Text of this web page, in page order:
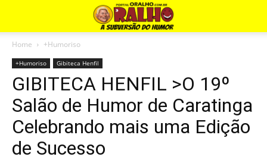
Home +Humoriso
+Humoriso Gibiteca Henfil
GIBITECA HENFIL >O 19º
Salão de Humor de Caratinga
Celebrando mais uma Edição
de Sucesso